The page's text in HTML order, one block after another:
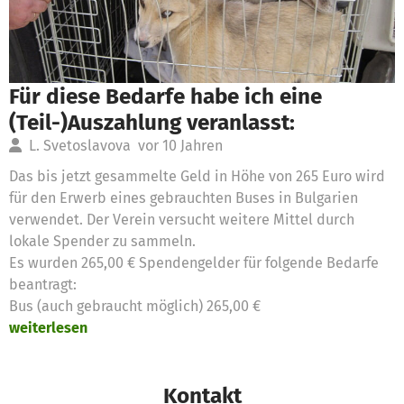
Für diese Bedarfe habe ich eine
(Teil-)Auszahlung veranlasst:
L. Svetoslavova vor 10 Jahren
Das bis jetzt gesammelte Geld in Höhe von 265 Euro wird
für den Erwerb eines gebrauchten Buses in Bulgarien
verwendet. Der Verein versucht weitere Mittel durch
lokale Spender zu sammeln.
Es wurden 265,00 € Spendengelder für folgende Bedarfe
beantragt:
Bus (auch gebraucht möglich) 265,00 €
weiterlesen
Kontakt